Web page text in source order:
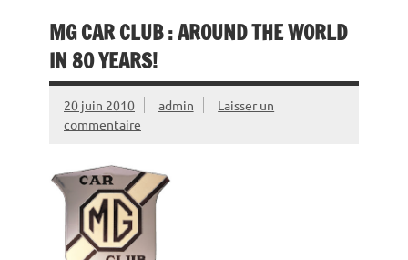
MG CAR CLUB : AROUND THE WORLD
IN 80 YEARS!
20 juin 2010 admin
Laisser un
commentaire